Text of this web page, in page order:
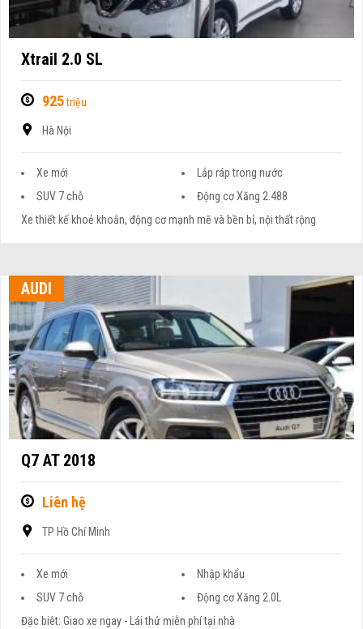
Xtrail 2.0 SL
925triệu
Hà Nội
Xe mới
Lắp ráp trong nước
SUV 7 chỗ
Động cơ Xăng 2.488
Xe thiết kế khoẻ khoắn, động cơ mạnh mẽ và bền bỉ, nội thất rộng
AUDI
Q7 AT 2018
Liên hệ
TP Hồ Chí Minh
Xe mới
Nhập khẩu
SUV 7 chỗ
Động cơ Xăng 2.0L
Đặc biêt: Giao xe ngay - Lái thử miễn phí tại nhà